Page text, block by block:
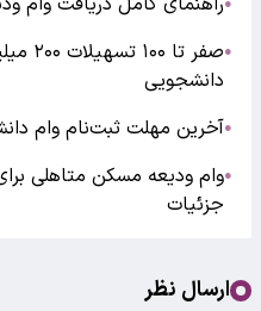
●
صفر
دانشجویی
●آخرین مهلت ثبت‌نام وام
●وام ودیعه مسکن متاهلی
جزئیات
ارسال نظر